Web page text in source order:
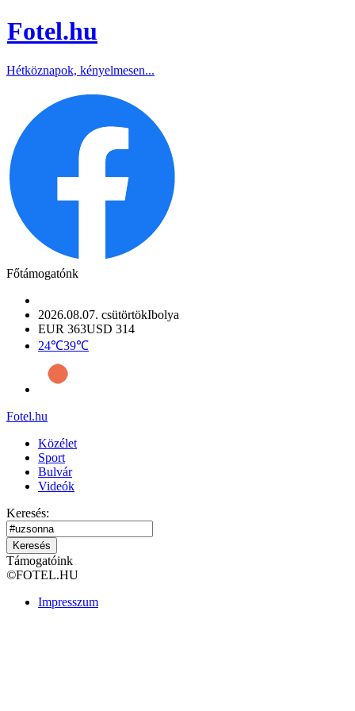
Fotel.hu
Hétköznapok, kényelmesen...
Főtámogatónk
2026.08.07. csütörtökIbolya
EUR 363USD 314
24℃39℃
Fotel.hu
Közélet
Sport
Bulvár
Videók
Keresés:
Keresés
Támogatóink
©FOTEL.HU
Impresszum